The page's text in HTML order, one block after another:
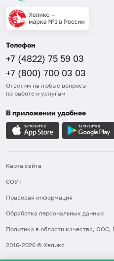
Телефон
+7 (4822) 75 59 03
+7 (800) 700 03 03
Ответим на любые вопросы
по работе и услугам
В приложении удобнее
Карта сайта
СОУТ
Правовая информация
Обработка персональных данных
Политика в области качества, ООС,
2016-2026 © Хеликс